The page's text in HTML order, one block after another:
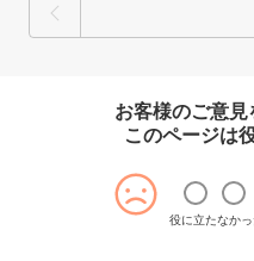
お客様のご意
このページは
役に立たなかっ